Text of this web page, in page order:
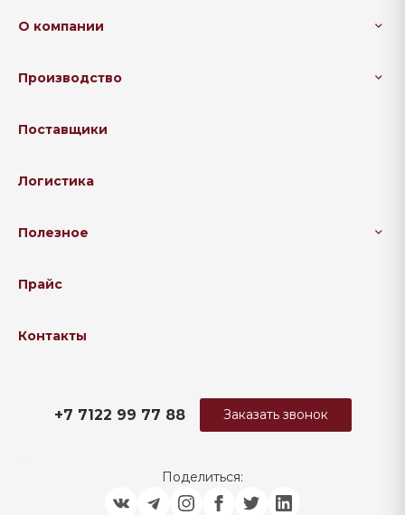
О компании
Производство
Поставщики
Логистика
Полезное
Прайс
Контакты
+7 7122 99 77 88 Заказать звонок
Поделиться: